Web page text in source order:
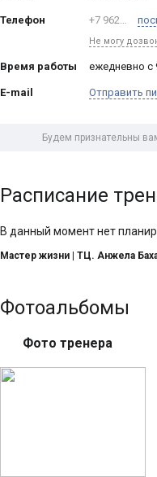
Телефон +7 962…
Не могу
Время работы ежедневно с
E-mail Отправить
Будем признательны
Расписание
В данный момент нет
Мастер жизни | ТЦ. Анжела
Фотоальбомы
Фото тренера